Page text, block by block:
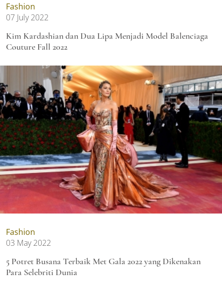
Fashion
07 July 2022
Kim Kardashian dan Dua Lipa Menjadi Model Balenciaga
Couture Fall 2022
Fashion
03 May 2022
5 Potret Busana Terbaik Met Gala 2022 yang Dikenakan
Para Selebriti Dunia